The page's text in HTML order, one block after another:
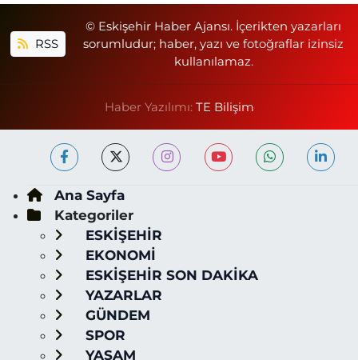
RSS
© Eskişehir Haber Ajansı. İçerikten yazarları
sorumludur; haber, yazı ve fotoğraflar izinsiz
kullanılamaz.
Haber Yazılımı: TE Bilişim
Ana Sayfa
Kategoriler
ESKİŞEHİR
EKONOMİ
ESKİŞEHİR SON DAKİKA
YAZARLAR
GÜNDEM
SPOR
YAŞAM